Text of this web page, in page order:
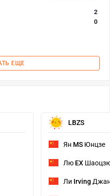
2
0
ЕЩЕ
LBZS
Ян MS Юнцзе
Лю EX
Ли Irving